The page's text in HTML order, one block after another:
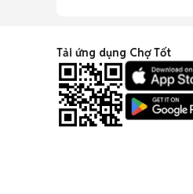
Tải ứng dụng Chợ Tốt